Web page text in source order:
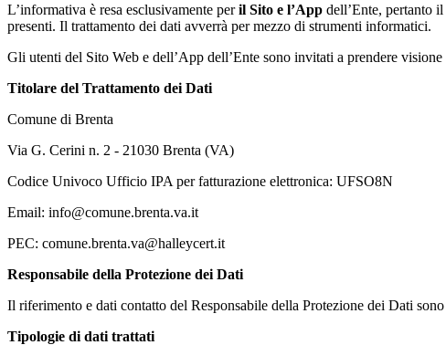
L’informativa è resa esclusivamente peril Sito e l’App dell’Ente, pertanto
presenti. Il trattamento dei dati avverrà per mezzo di strumenti informatici.
Gli utenti del Sito Web e dell’App dell’Ente sono invitati a prendere
Titolare del Trattamento dei Dati
Comune di Brenta
Via G. Cerini n. 2 - 21030 Brenta (VA)
Codice Univoco Ufficio IPA per fatturazione elettronica: UFSO8N
Email: info@comune.brenta.va.it
PEC: comune.brenta.va@halleycert.it
Responsabile della Protezione dei Dati
Il riferimento e dati contatto del Responsabile della Protezione dei Dati
Tipologie di dati trattati